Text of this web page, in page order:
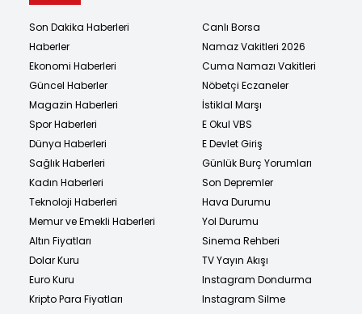
Son Dakika Haberleri
Haberler
Ekonomi Haberleri
Güncel Haberler
Magazin Haberleri
Spor Haberleri
Dünya Haberleri
Sağlık Haberleri
Kadın Haberleri
Teknoloji Haberleri
Memur ve Emekli Haberleri
Altın Fiyatları
Dolar Kuru
Euro Kuru
Kripto Para Fiyatları
Canlı Borsa
Namaz Vakitleri 2026
Cuma Namazı Vakitleri
Nöbetçi Eczaneler
İstiklal Marşı
E Okul VBS
E Devlet Giriş
Günlük Burç Yorumları
Son Depremler
Hava Durumu
Yol Durumu
Sinema Rehberi
TV Yayın Akışı
Instagram Dondurma
Instagram Silme